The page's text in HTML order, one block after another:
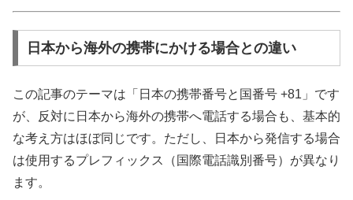
日本から海外の携帯にかける場合との違い
この記事のテーマは「日本の携帯番号と国番号 +81」です
が、反対に日本から海外の携帯へ電話する場合も、基本的
な考え方はほぼ同じです。ただし、日本から発信する場合
は使用するプレフィックス（国際電話識別番号）が異なり
ます。